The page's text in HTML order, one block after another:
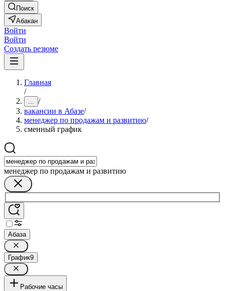
Поиск
Абакан
Войти
Войти
Создать резюме
Главная
/
... /
вакансии в Абазе/
менеджер по продажам и развитию/
сменный график
менеджер по продажам и развитию
Абаза
График9
Рабочие часы